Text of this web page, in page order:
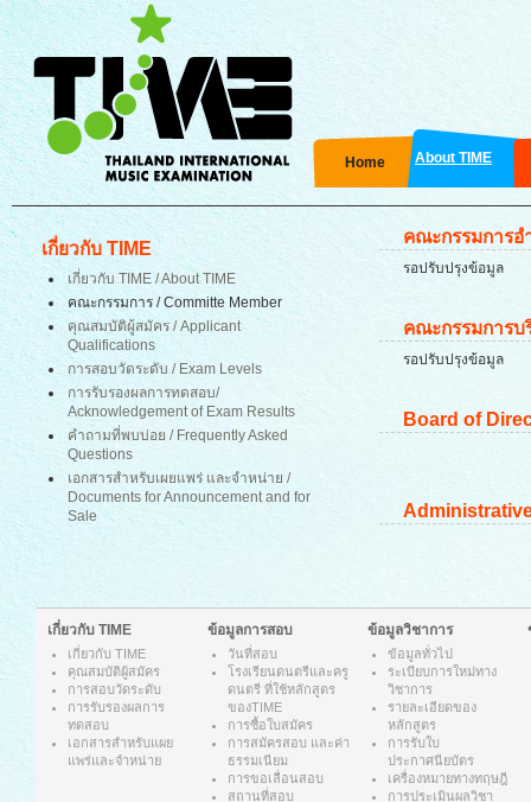
Home
About TIME
เกี่ยวกับ TIME
เกี่ยวกับ TIME / About TIME
คณะกรรมการ / Committe Member
คุณสมบัติผู้สมัคร / Applicant
Qualifications
การสอบวัดระดับ / Exam Levels
การรับรองผลการทดสอบ/
Acknowledgement of Exam Results
คำถามที่พบบ่อย / Frequently Asked
Questions
เอกสารสำหรับเผยแพร่ และจำหน่าย /
Documents for Announcement and for
Sale
คณะกรรมการอ
รอปรับปรุงข้อมูล
คณะกรรมการบ
รอปรับปรุงข้อมูล
Board of
เกี่ยวกับ TIME
เกี่ยวกับ TIME
คุณสมบัติผู้สมัคร
การสอบวัดระดับ
การรับรองผลการ
ทดสอบ
เอกสารสำหรับแผย
แพร่และจำหน่าย
ข้อมูลการสอบ
วันที่สอบ
โรงเรียนดนตรีและครู
ดนตรี ที่ใช้หลักสูตร
ของTIME
การซื้อใบสมัคร
การสมัครสอบ และค่า
ธรรมเนียม
การขอเลื่อนสอบ
สถานที่สอบ
ข้อมูลวิชาการ
ข้อมูลทั่วไป
ระเบียบการใหม่ทาง
วิชาการ
รายละเอียดของ
หลักสูตร
การรับใบ
ประกาศนียบัตร
เครื่องหมายทางทฤษฎี
การประเมินผลวิชา